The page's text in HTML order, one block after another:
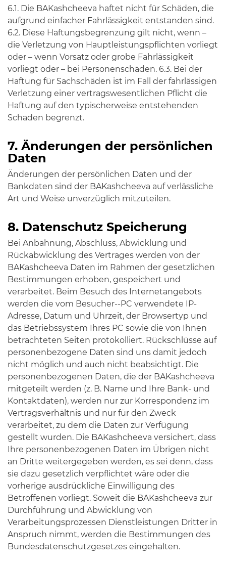
6.1. Die BAKashcheeva haftet nicht für Schäden, die
aufgrund einfacher Fahrlässigkeit entstanden sind.
6.2. Diese Haftungsbegrenzung gilt nicht, wenn –
die Verletzung von Hauptleistungspflichten vorliegt
oder – wenn Vorsatz oder grobe Fahrlässigkeit
vorliegt oder – bei Personenschäden. 6.3. Bei der
Haftung für Sachschäden ist im Fall der fahrlässigen
Verletzung einer vertragswesentlichen Pflicht die
Haftung auf den typischerweise entstehenden
Schaden begrenzt.
7. Änderungen der persönlichen
Daten
Änderungen der persönlichen Daten und der
Bankdaten sind der BAKashcheeva auf verlässliche
Art und Weise unverzüglich mitzuteilen.
8. Datenschutz Speicherung
Bei Anbahnung, Abschluss, Abwicklung und
Rückabwicklung des Vertrages werden von der
BAKashcheeva Daten im Rahmen der gesetzlichen
Bestimmungen erhoben, gespeichert und
verarbeitet. Beim Besuch des Internetangebots
werden die vom Besucher--PC verwendete IP-
Adresse, Datum und Uhrzeit, der Browsertyp und
das Betriebssystem Ihres PC sowie die von Ihnen
betrachteten Seiten protokolliert. Rückschlüsse auf
personenbezogene Daten sind uns damit jedoch
nicht möglich und auch nicht beabsichtigt. Die
personenbezogenen Daten, die der BAKashcheeva
mitgeteilt werden (z. B. Name und Ihre Bank- und
Kontaktdaten), werden nur zur Korrespondenz im
Vertragsverhältnis und nur für den Zweck
verarbeitet, zu dem die Daten zur Verfügung
gestellt wurden. Die BAKashcheeva versichert, dass
Ihre personenbezogenen Daten im Übrigen nicht
an Dritte weitergegeben werden, es sei denn, dass
sie dazu gesetzlich verpflichtet wäre oder die
vorherige ausdrückliche Einwilligung des
Betroffenen vorliegt. Soweit die BAKashcheeva zur
Durchführung und Abwicklung von
Verarbeitungsprozessen Dienstleistungen Dritter in
Anspruch nimmt, werden die Bestimmungen des
Bundesdatenschutzgesetzes eingehalten.